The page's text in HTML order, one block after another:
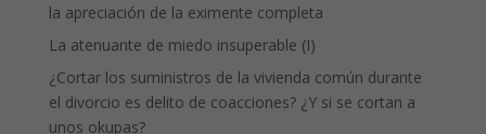
la apreciación de la eximente completa
La atenuante de miedo insuperable (I)
¿Cortar los suministros de la vivienda común durante
el divorcio es delito de coacciones? ¿Y si se cortan a
unos okupas?